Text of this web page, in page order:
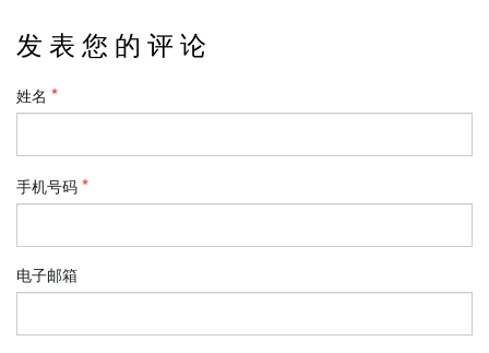
发 表 您 的 评 论
姓名
手机号码
电子邮箱